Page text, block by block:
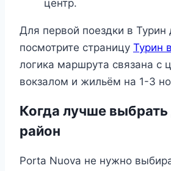
центр.
Для первой поездки в Турин
посмотрите страницу Турин
логика маршрута связана с
вокзалом и жильём на 1-3
Когда лучше выбрать
район
Porta Nuova не нужно